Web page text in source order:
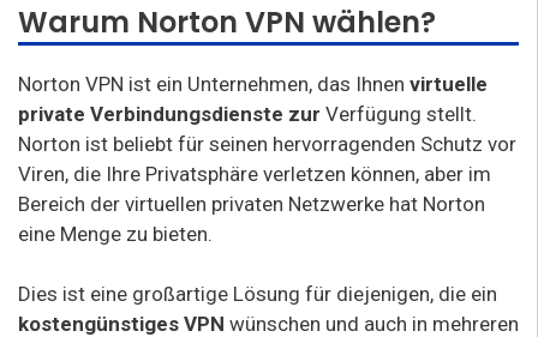
Warum Norton VPN wählen?
Norton VPN ist ein Unternehmen, das Ihnen virtuelle
private Verbindungsdienste zur Verfügung stellt.
Norton ist beliebt für seinen hervorragenden Schutz vor
Viren, die Ihre Privatsphäre verletzen können, aber im
Bereich der virtuellen privaten Netzwerke hat Norton
eine Menge zu bieten.
Dies ist eine großartige Lösung für diejenigen, die ein
kostengünstiges VPN wünschen und auch in mehreren